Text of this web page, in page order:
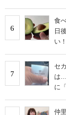
6
食
日
い！
7
セ
は
に
仲